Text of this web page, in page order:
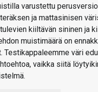
varustettu
ja mattasinisen
kiiltävän sininen ja
muistimäärä on
Testikappaleemme väri
vaikka siitä